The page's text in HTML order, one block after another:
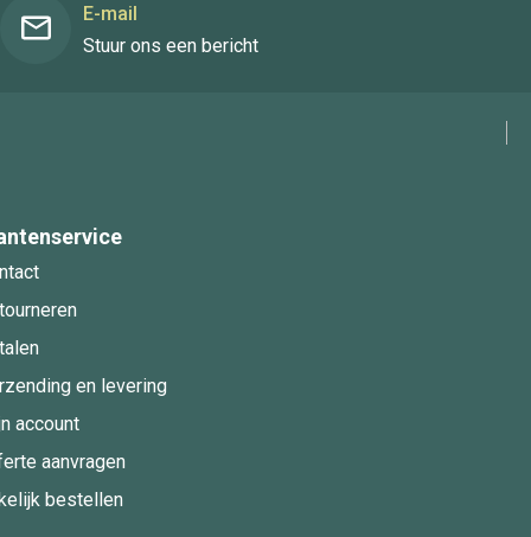
E-mail
Stuur ons een bericht
en levering
account
aanvragen
bestellen